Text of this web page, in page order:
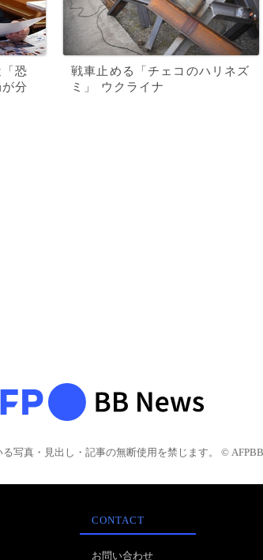
恐
分
戦車止める「チェコのハリネズ
ミ」 ウクライナ
る写真・見出し・記事の無断使用を禁じます。 © AFPBB
CONTACT
お問い合わせ